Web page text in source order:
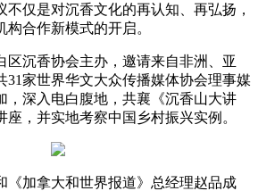
不仅是对沉香文化的再认知、再弘扬，
合作新模式的开启。
区沉香协会主办，邀请来自非洲、亚
31家世界华文大众传播媒体协会理事媒
，深入电白腹地，共襄《沉香山大讲
，并实地考察中国乡村振兴实例。
《加拿大和世界报道》总经理赵品成